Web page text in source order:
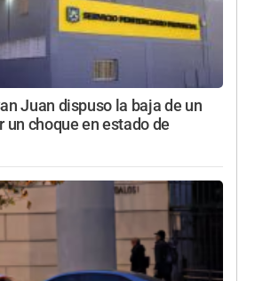
Juan dispuso la baja de un
un choque en estado de